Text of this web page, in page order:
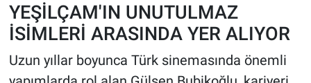
YEŞİLÇAM'IN UNUTULMAZ
İSİMLERİ ARASINDA YER ALIYOR
Uzun yıllar boyunca Türk sinemasında önemli